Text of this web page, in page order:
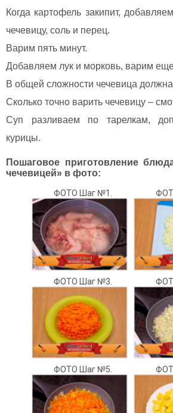
Когда картофель закипит,
чечевицу, соль и перец.
Варим пять минут.
Добавляем лук и морковь, варим еще
В общей сложности чечевица
Сколько точно варить чечевицу –
Суп разливаем по тарелкам,
курицы.
Пошаговое приготовление
чечевицей» в фото:
ФОТО Шаг №1.
ФОТО Шаг №3.
ФОТО Шаг №5.